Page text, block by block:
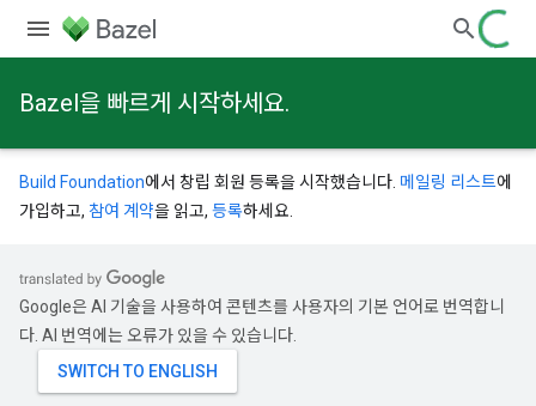
Bazel을 빠르게 시작하세요.
Build Foundation에서 창립 회원 등록을 시작했습니다. 메일링 리스트에
가입하고, 참여 계약을 읽고, 등록하세요.
Google은 AI 기술을 사용하여 콘텐츠를 사용자의 기본 언어로 번역합니
다. AI 번역에는 오류가 있을 수 있습니다.